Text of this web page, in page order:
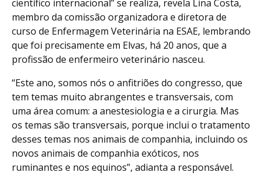
científico internacional” se realiza, revela Lina Costa,
membro da comissão organizadora e diretora de
curso de Enfermagem Veterinária na ESAE, lembrando
que foi precisamente em Elvas, há 20 anos, que a
profissão de enfermeiro veterinário nasceu.
“Este ano, somos nós o anfitriões do congresso, que
tem temas muito abrangentes e transversais, com
uma área comum: a anestesiologia e a cirurgia. Mas
os temas são transversais, porque inclui o tratamento
desses temas nos animais de companhia, incluindo os
novos animais de companhia exóticos, nos
ruminantes e nos equinos”, adianta a responsável.